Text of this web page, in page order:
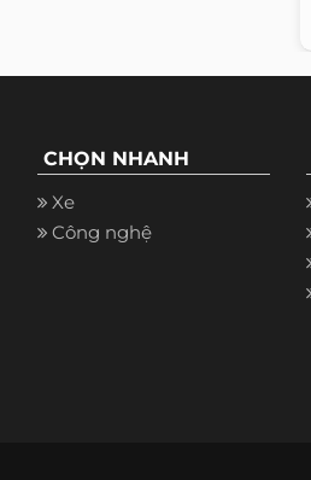
CHỌN NHANH
Xe
Công nghệ